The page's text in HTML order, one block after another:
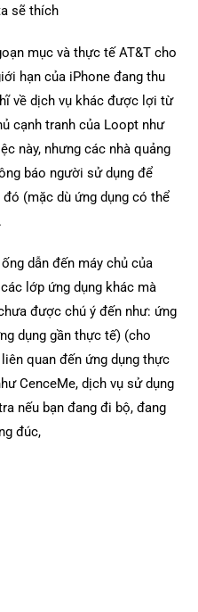
sẽ thích
mục và thực tế AT&T cho
hạn của iPhone đang thu
về dịch vụ khác được lợi từ
cạnh tranh của Loopt như
này, nhưng các nhà quảng
báo người sử dụng để
(mặc dù ứng dụng có thể
dẫn đến máy chủ của
lớp ứng dụng khác mà
được chú ý đến như: ứng
dụng gần thực tế) (cho
quan đến ứng dụng thực
CenceMe, dịch vụ sử dụng
nếu bạn đang đi bộ, đang
đúc,